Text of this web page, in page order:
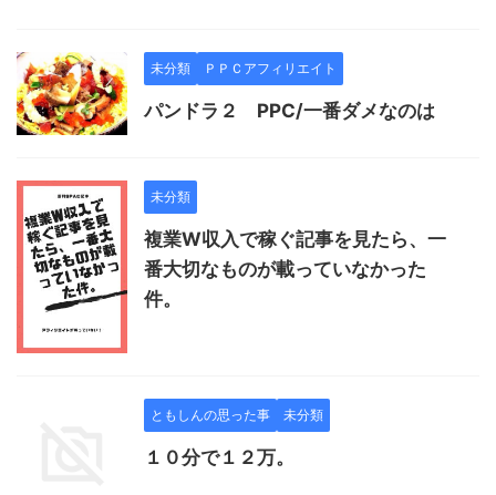
未分類 ＰＰＣアフィリエイト
パンドラ２ PPC/一番ダメなのは
未分類
複業W収入で稼ぐ記事を見たら、一
番大切なものが載っていなかった
件。
ともしんの思った事 未分類
１０分で１２万。